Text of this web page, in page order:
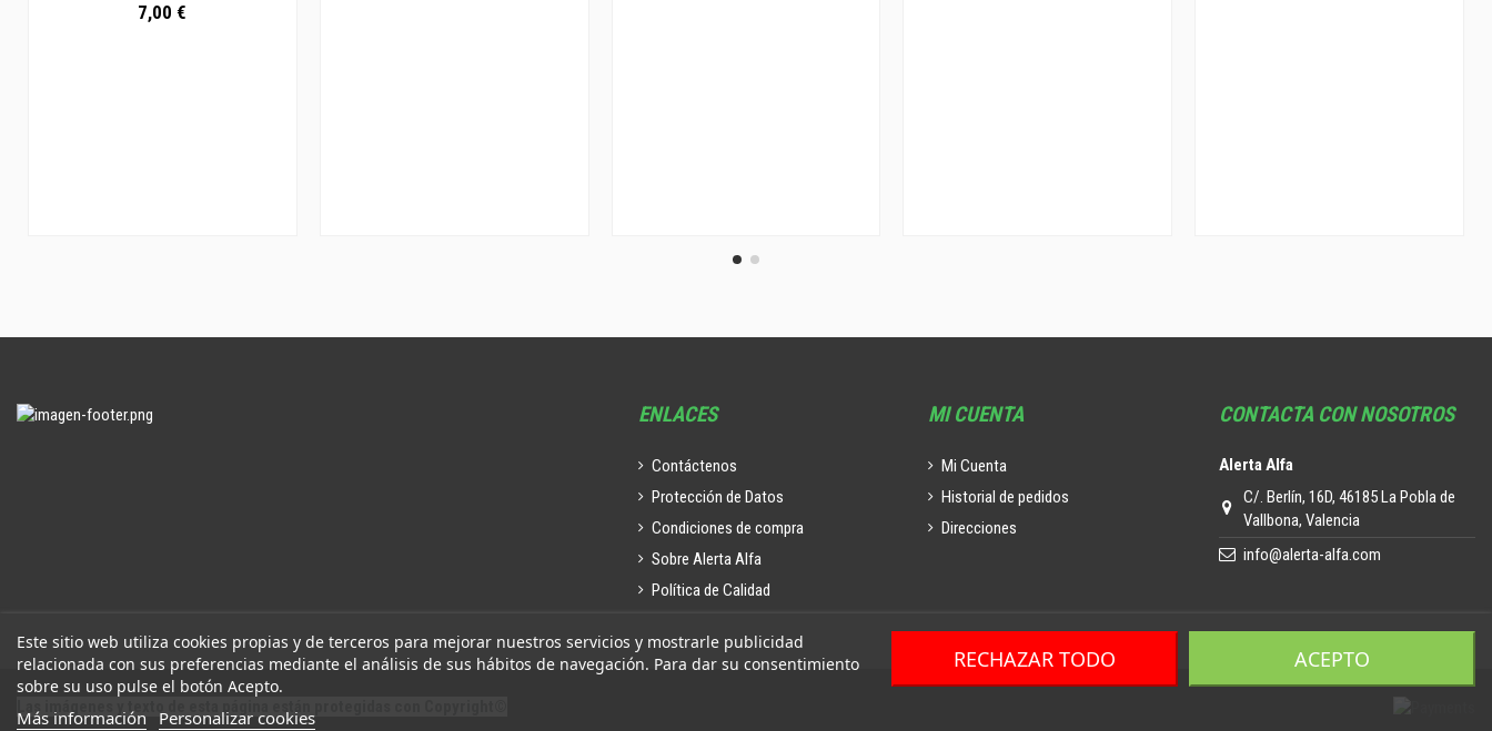
7,00 €
ENLACES
Contáctenos
Protección de Datos
Condiciones de compra
Sobre Alerta Alfa
Política de Calidad
MI CUENTA
Mi Cuenta
Historial de pedidos
Direcciones
CONTACTA CON NOSOTROS
Alerta Alfa
C/. Berlín, 16D, 46185 La Pobla de
Vallbona, Valencia
info@alerta-alfa.com
Este sitio web utiliza cookies propias y de terceros para mejorar nuestros servicios y mostrarle publicidad
relacionada con sus preferencias mediante el análisis de sus hábitos de navegación. Para dar su consentimiento
sobre su uso pulse el botón Acepto.
Más información Personalizar cookies
RECHAZAR TODO ACEPTO
Las imágenes y texto de esta página están protegidas con Copyright©️